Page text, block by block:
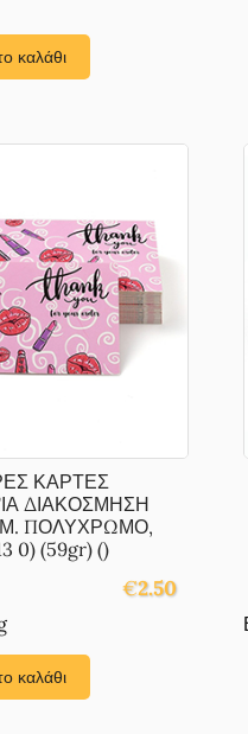
καλάθι
ΚΑΡΤΕΣ
ΔΙΑΚΟΣΜΗΣΗ
ΠΟΛΥΧΡΩΜΟ,
0) (59gr) ()
€2.50
καλάθι